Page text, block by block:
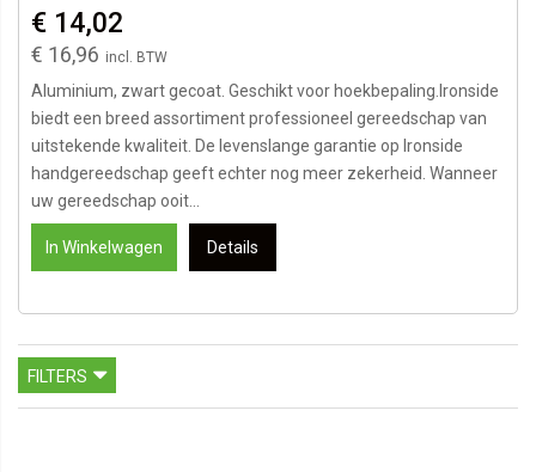
€ 16,96
€ 14,02
Aluminium, zwart gecoat. Geschikt voor hoekbepaling.Ironside
biedt een breed assortiment professioneel gereedschap van
uitstekende kwaliteit. De levenslange garantie op Ironside
handgereedschap geeft echter nog meer zekerheid. Wanneer
uw gereedschap ooit...
In Winkelwagen Details
FILTERS